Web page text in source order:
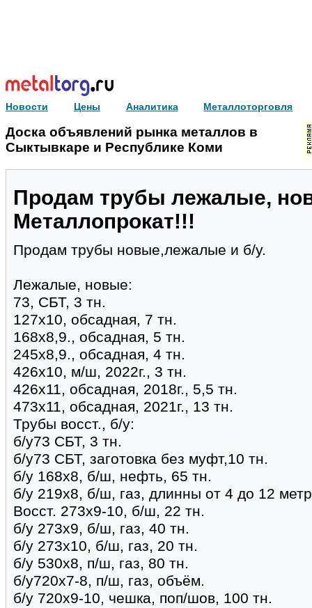
Новости Цены Аналитика Металлоторговля
Доска объявлений рынка металлов в
Сыктывкаре и Республике Коми
Продам трубы лежалые,
Металлопрокат!!!
Продам трубы новые,лежалые и б/у.
Лежалые, новые:
73, СБТ, 3 тн.
127х10, обсадная, 7 тн.
168х8,9., обсадная, 5 тн.
245х8,9., обсадная, 4 тн.
426х10, м/ш, 2022г., 3 тн.
426х11, обсадная, 2018г., 5,5 тн.
473х11, обсадная, 2021г., 13 тн.
Трубы восст., б/у:
б/у73 СБТ, 3 тн.
б/у73 СБТ, заготовка без муфт,10 тн.
б/у 168х8, б/ш, нефть, 65 тн.
б/у 219х8, б/ш, газ, длинны от 4 до 12
Восст. 273х9-10, б/ш, 22 тн.
б/у 273х9, б/ш, газ, 40 тн.
б/у 273х10, б/ш, газ, 20 тн.
б/у 530х8, п/ш, газ, 80 тн.
б/у720х7-8, п/ш, газ, объём.
б/у 720х9-10, чешка, поп/шов, 100 тн.